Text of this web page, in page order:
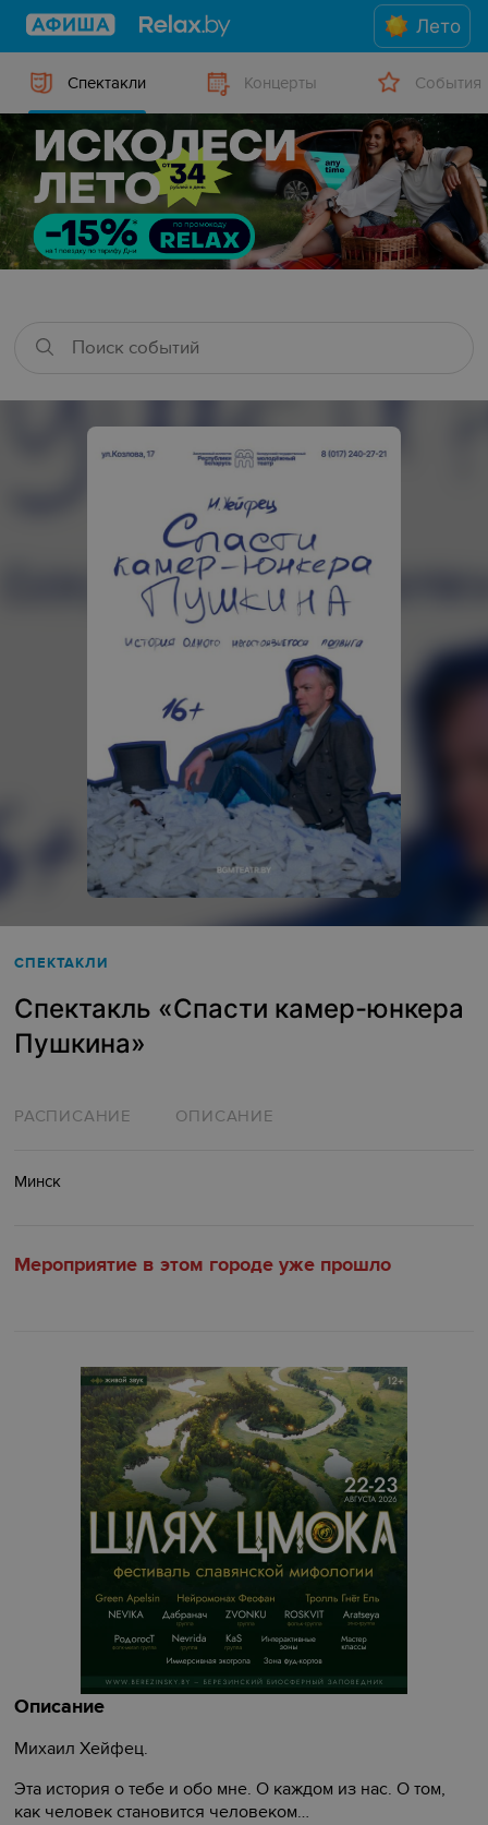
Лето
Спектакли Концерты События
СПЕКТАКЛИ
Спектакль «Спасти камер-юнкера
Пушкина»‎
РАСПИСАНИЕ ОПИСАНИЕ
Минск
Мероприятие в этом городе уже прошло
Описание
Михаил Хейфец.
Эта история о тебе и обо мне. О каждом из нас. О том,
как человек становится человеком…